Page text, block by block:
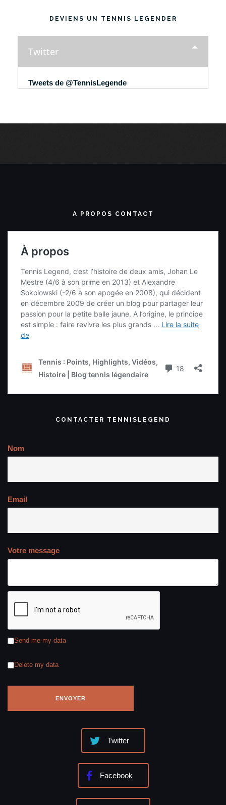
DEVIENS UN TENNIS LEGENDER
Twitter
Tweets de @TennisLegende
A PROPOS CONTACT
CONTACTER TENNISLEGEND
Nom
Email
Votre message
Send me my data
Delete my data
Twitter
Facebook